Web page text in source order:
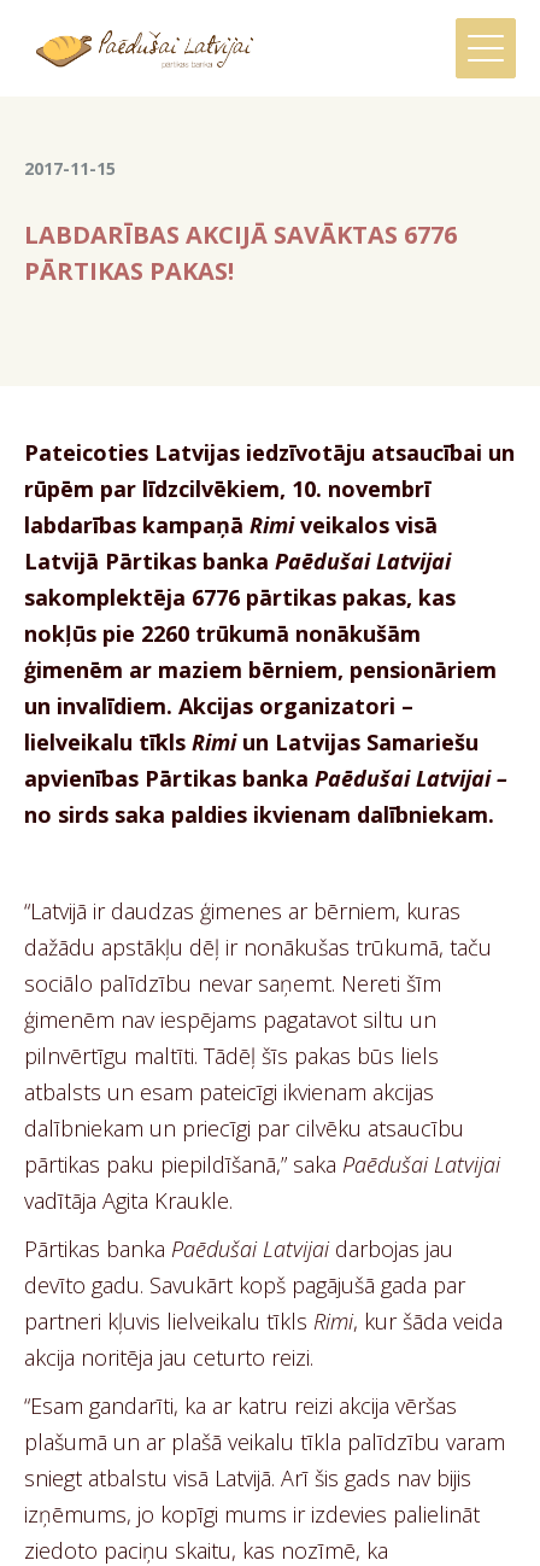
2017-11-15
LABDARĪBAS AKCIJĀ SAVĀKTAS 6776
PĀRTIKAS PAKAS!
Pateicoties Latvijas iedzīvotāju atsaucībai un
rūpēm par līdzcilvēkiem, 10. novembrī
labdarības kampaņā Rimiveikalos visā
Latvijā Pārtikas banka Paēdušai Latvijai
sakomplektēja 6776 pārtikas pakas, kas
nokļūs pie 2260 trūkumā nonākušām
ģimenēm ar maziem bērniem, pensionāriem
un invalīdiem. Akcijas organizatori –
lielveikalu tīkls Rimiun Latvijas Samariešu
apvienības Pārtikas banka Paēdušai Latvijai –
no sirds saka paldies ikvienam dalībniekam.
“Latvijā ir daudzas ģimenes ar bērniem, kuras
dažādu apstākļu dēļ ir nonākušas trūkumā, taču
sociālo palīdzību nevar saņemt. Nereti šīm
ģimenēm nav iespējams pagatavot siltu un
pilnvērtīgu maltīti. Tādēļ šīs pakas būs liels
atbalsts un esam pateicīgi ikvienam akcijas
dalībniekam un priecīgi par cilvēku atsaucību
pārtikas paku piepildīšanā,” saka Paēdušai Latvijai
vadītāja Agita Kraukle.
Pārtikas banka Paēdušai Latvijaidarbojas jau
devīto gadu. Savukārt kopš pagājušā gada par
partneri kļuvis lielveikalu tīkls Rimi, kur šāda veida
akcija noritēja jau ceturto reizi.
“Esam gandarīti, ka ar katru reizi akcija vēršas
plašumā un ar plašā veikalu tīkla palīdzību varam
sniegt atbalstu visā Latvijā. Arī šis gads nav bijis
izņēmums, jo kopīgi mums ir izdevies palielināt
ziedoto paciņu skaitu, kas nozīmē, ka